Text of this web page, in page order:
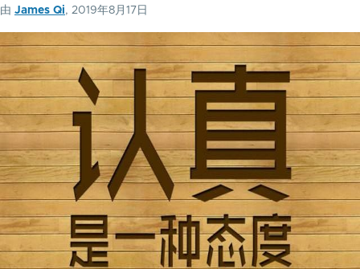
由 James Qi, 2019年8月17日